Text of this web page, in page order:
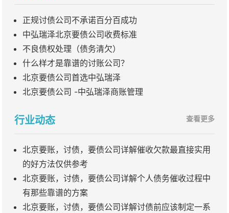
正规讨债公司不承诺百分百成功
中弘瑞泽北京要债公司收费标准
不良债权处理（债务清欠）
什么样才是靠谱的讨账公司？
北京要债公司首选中弘瑞泽
北京要债公司 -中弘瑞泽商账管理
行业动态 查看更多
北京要账，讨债，要债公司详解催收欠款最直接实用
的好方法仅供参考
北京要账，讨债，要债公司详解个人债务催收过程中
有那些靠谱的方案
北京要账，讨债，要债公司详解讨债前应该制定一系